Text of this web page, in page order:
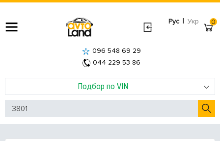
Рус | Укр
Подбор по VIN
096 548 69 29
044 229 53 86
0